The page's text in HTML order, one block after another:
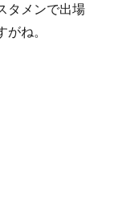
タメンで出場
ね。